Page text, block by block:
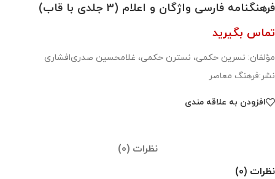
فرهنگنامه فارسی واژگان و اعلام (3 جلدی با قاب)
تماس بگیرید
مؤلفان: نسرین حکمی، نسترن حکمی، غلامحسین صدری‌افشاری
نشر:فرهنگ معاصر
افزودن به علاقه مندی
نظرات (0)
نظرات (0)